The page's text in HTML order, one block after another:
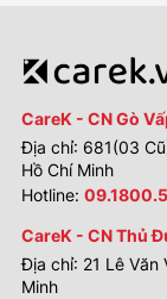
CareK - CN Gò
Địa chỉ: 681(03
Hồ Chí Minh
Hotline:
CareK - CN Thủ
Địa chỉ: 21 Lê Văn
Minh